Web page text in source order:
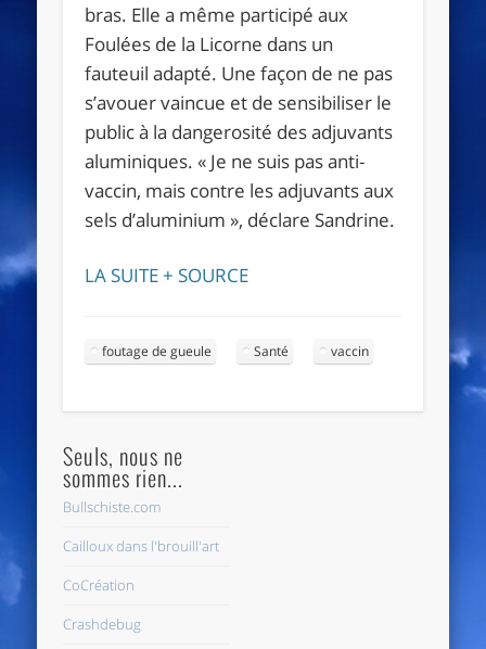
bras. Elle a même participé aux
Foulées de la Licorne dans un
fauteuil adapté. Une façon de ne pas
s’avouer vaincue et de sensibiliser le
public à la dangerosité des adjuvants
aluminiques. « Je ne suis pas anti-
vaccin, mais contre les adjuvants aux
sels d’aluminium », déclare Sandrine.
LA SUITE + SOURCE
foutage de gueule Santé vaccin
Seuls, nous ne
sommes rien...
Bullschiste.com
Cailloux dans l'brouill'art
CoCréation
Crashdebug